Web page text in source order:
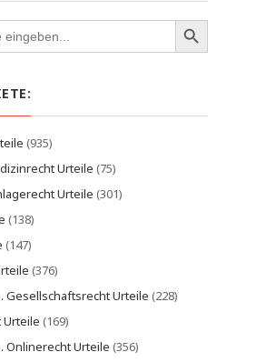
(935)
Urteile (75)
Urteile (301)
(138)
(147)
(376)
Gesellschaftsrecht Urteile (228)
(169)
Onlinerecht Urteile (356)